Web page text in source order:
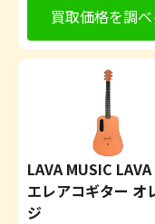
買取価格を調べ
LAVA MUSIC
エレアコギター オ
ジ